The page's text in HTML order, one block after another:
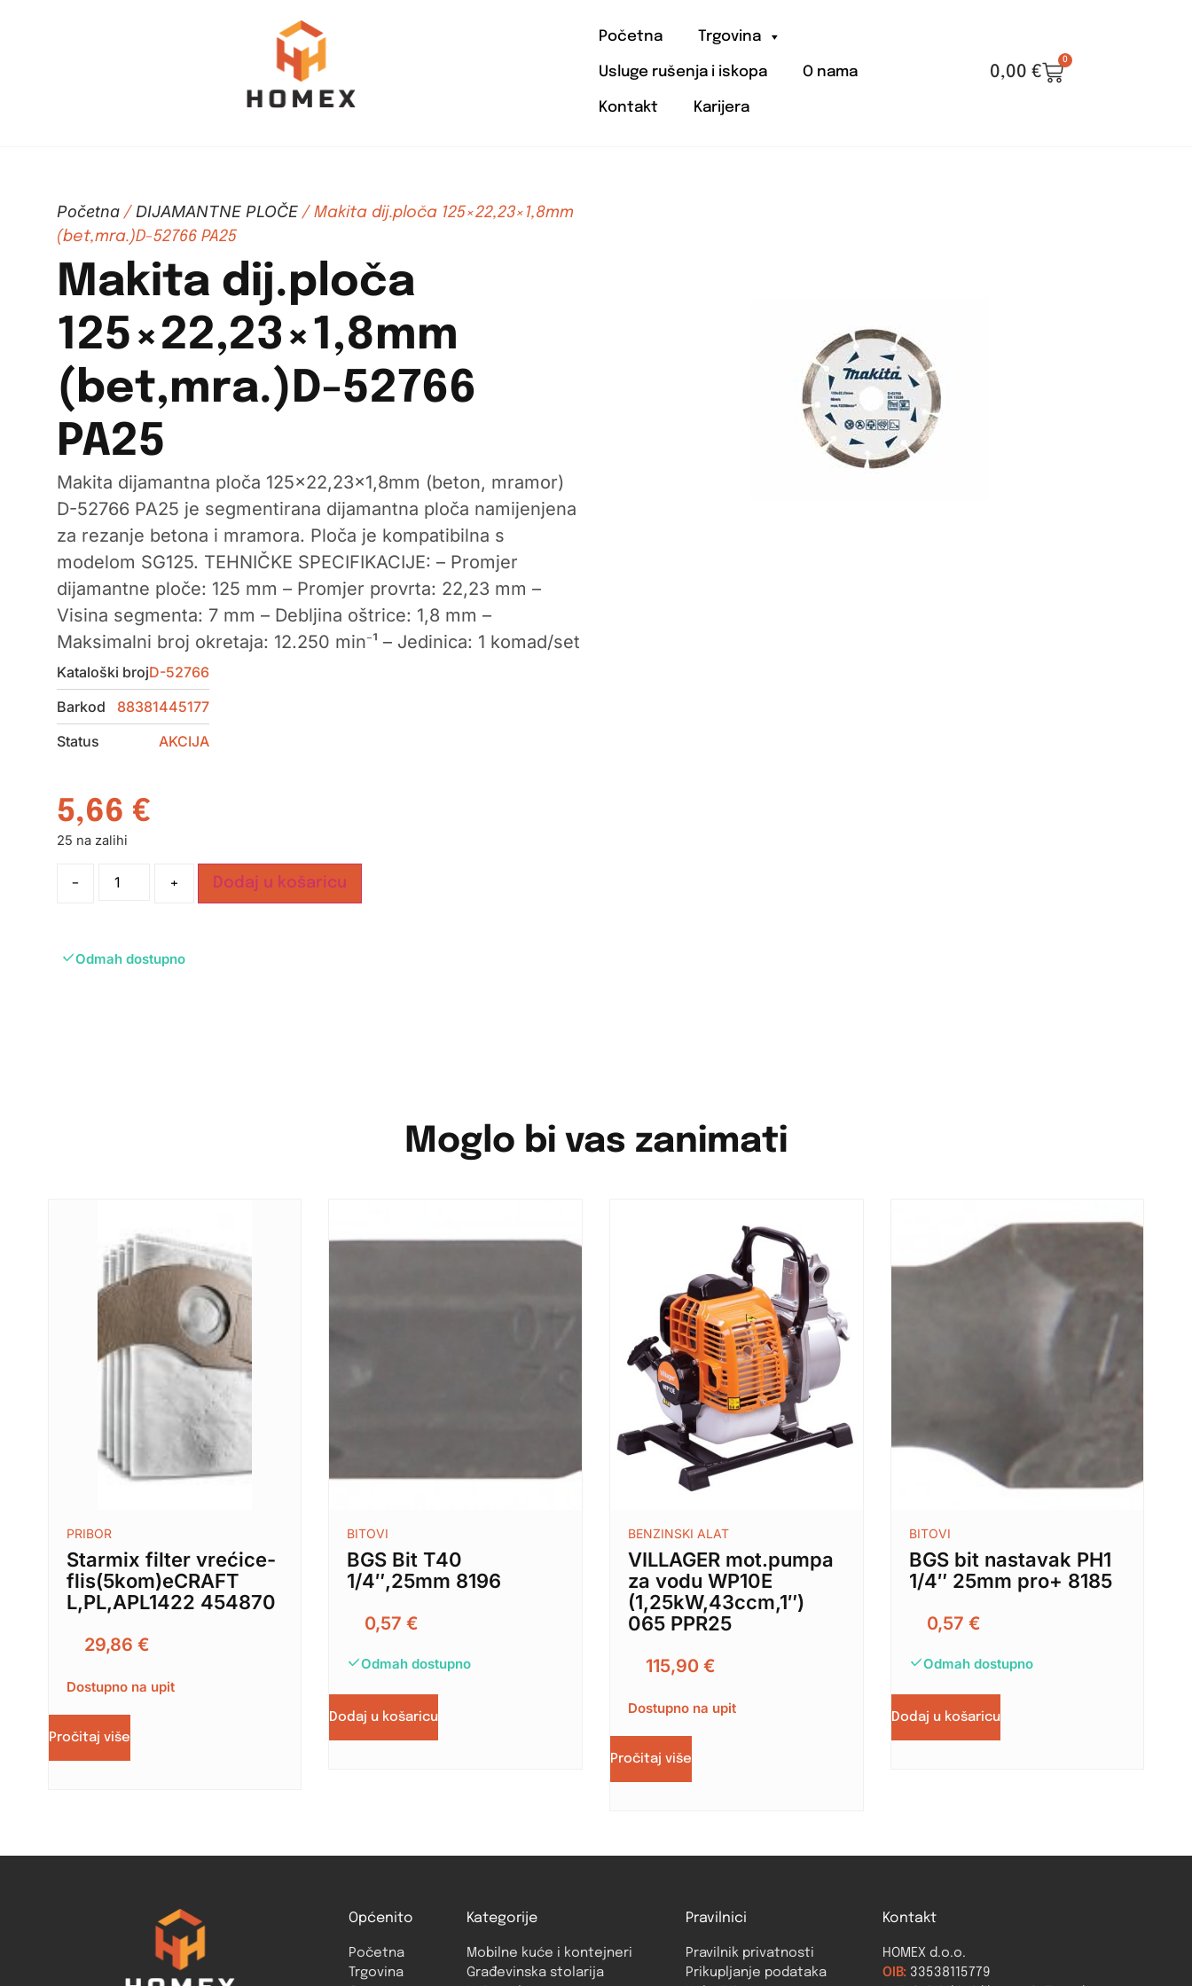
Početna Trgovina
Usluge rušenja i iskopa O nama
Kontakt Karijera
0,00 €
0
Početna/ DIJAMANTNE PLOČE/ Makita dij.ploča 125×22,23×1,8mm
(bet,mra.)D-52766 PA25
Makita dij.ploča
125×22,23×1,8mm
(bet,mra.)D-52766
PA25
Makita dijamantna ploča 125×22,23×1,8mm (beton, mramor)
D-52766 PA25 je segmentirana dijamantna ploča namijenjena
za rezanje betona i mramora. Ploča je kompatibilna s
modelom SG125. TEHNIČKE SPECIFIKACIJE: – Promjer
dijamantne ploče: 125 mm – Promjer provrta: 22,23 mm –
Visina segmenta: 7 mm – Debljina oštrice: 1,8 mm –
Maksimalni broj okretaja: 12.250 min⁻¹ – Jedinica: 1 komad/set
Kataloški brojD-52766
Barkod
88381445177
Status
AKCIJA
5,66 €
25 na zalihi
- + Dodaj u košaricu
Odmah dostupno
Moglo bi vas zanimati
PRIBOR
Starmix filter vrećice-
flis(5kom)eCRAFT
L,PL,APL1422 454870
29,86 €
Dostupno na upit
Pročitaj više
BITOVI
BGS Bit T40
1/4″,25mm 8196
0,57€
Odmah dostupno
Dodaj u košaricu
BENZINSKI ALAT
VILLAGER mot.pumpa
za vodu WP10E
(1,25kW,43ccm,1″)
065 PPR25
115,90 €
Dostupno na upit
Pročitaj više
BITOVI
BGS bit nastavak PH1
1/4″ 25mm pro+ 8185
0,57 €
Odmah dostupno
Dodaj u košaricu
Općenito
Početna
Trgovina
Kategorije
Mobilne kuće i kontejneri
Građevinska stolarija
Pravilnici
Pravilnik privatnosti
Prikupljanje podataka
Kontakt
HOMEX d.o.o.
OIB: 33538115779